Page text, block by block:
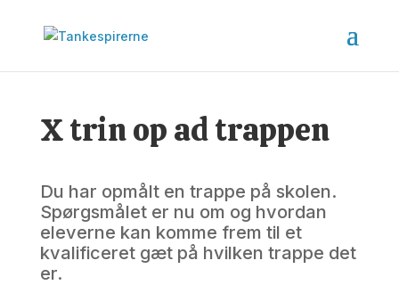
X trin op ad trappen
Du har opmålt en trappe på skolen.
Spørgsmålet er nu om og hvordan
eleverne kan komme frem til et
kvalificeret gæt på hvilken trappe det
er.